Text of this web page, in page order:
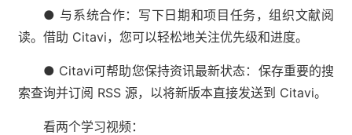
● 与系统合作：写下日期和项目任务，组织文献阅
读。借助 Citavi，您可以轻松地关注优先级和进度。
● Citavi可帮助您保持资讯最新状态：保存重要的搜
索查询并订阅 RSS 源，以将新版本直接发送到 Citavi。
看两个学习视频：